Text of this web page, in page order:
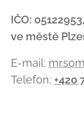
IČO:
ve městě
E-mail:
Telefon: +420